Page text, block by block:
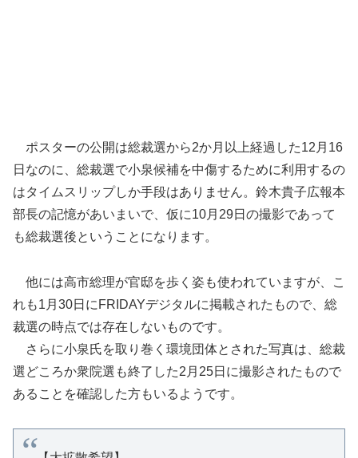
ポスターの公開は総裁選から2か月以上経過した12月16
日なのに、総裁選で小泉候補を中傷するために利用するの
はタイムスリップしか手段はありません。鈴木貴子広報本
部長の記憶があいまいで、仮に10月29日の撮影であって
も総裁選後ということになります。
他には高市総理が官邸を歩く姿も使われていますが、こ
れも1月30日にFRIDAYデジタルに掲載されたもので、総
裁選の時点では存在しないものです。
さらに小泉氏を取り巻く環境団体とされた写真は、総裁
選どころか衆院選も終了した2月25日に撮影されたもので
あることを確認した方もいるようです。